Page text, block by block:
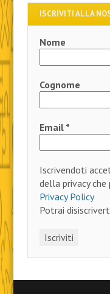
ISCRIVITI ALLA
Nome
Cognome
Email *
Iscrivendoti
della privacy
Privacy Policy
Potrai